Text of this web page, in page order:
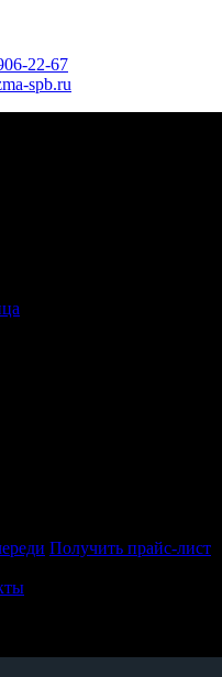
22-67
spb.ru
Получить прайс-лист